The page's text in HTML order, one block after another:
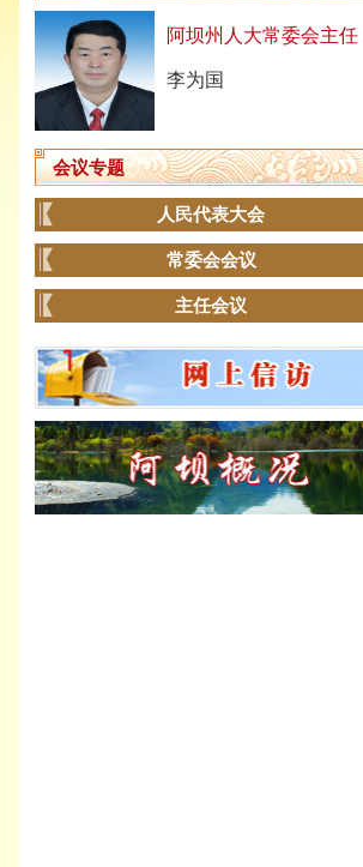
阿坝州人大常委会主任
李为国
会议专题
人民代表大会
常委会会议
主任会议